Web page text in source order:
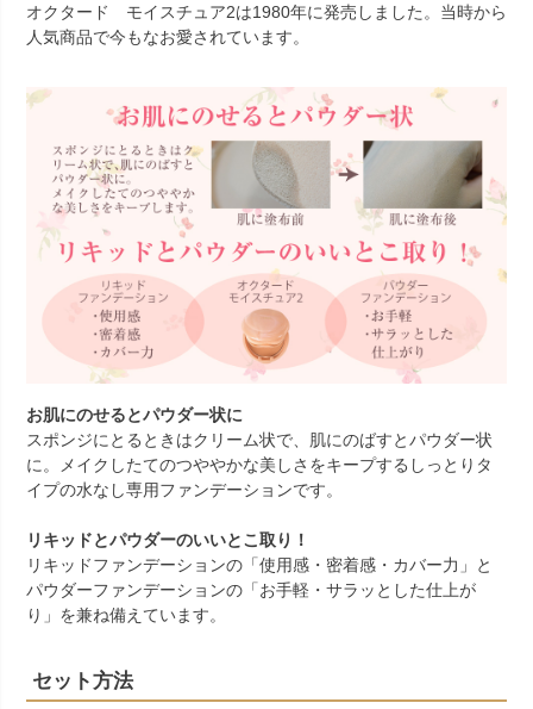
オクタード モイスチュア2は1980年に発売しました。当時から
人気商品で今もなお愛されています。
お肌にのせるとパウダー状に
スポンジにとるときはクリーム状で、肌にのばすとパウダー状
に。メイクしたてのつややかな美しさをキープするしっとりタ
イプの水なし専用ファンデーションです。
リキッドとパウダーのいいとこ取り！
リキッドファンデーションの「使用感・密着感・カバー力」と
パウダーファンデーションの「お手軽・サラッとした仕上が
り」を兼ね備えています。
セット方法